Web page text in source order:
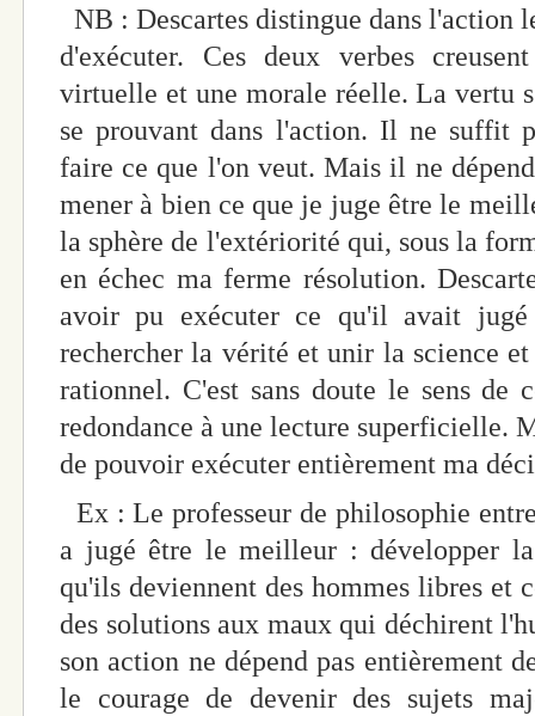
NB : Descartes distingue dans l'action
d'exécuter. Ces deux verbes
virtuelle et une morale réelle. La vertu
se prouvant dans l'action. Il ne suffit
faire ce que l'on veut. Mais il ne
mener à bien ce que je juge être le
la sphère de l'extériorité qui, sous la
en échec ma ferme résolution.
avoir pu exécuter ce qu'il avait
rechercher la vérité et unir la science et
rationnel. C'est sans doute le sens de
redondance à une lecture superficielle.
de pouvoir exécuter entièrement ma
Ex : Le professeur de philosophie
a jugé être le meilleur : développer
qu'ils deviennent des hommes libres et
des solutions aux maux qui déchirent
son action ne dépend pas entièrement
le courage de devenir des sujets